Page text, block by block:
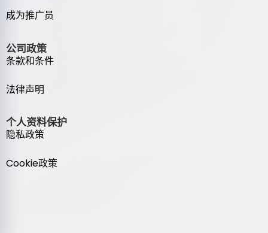
成为推广员
公司政策
条款和条件
法律声明
个人资料保护
隐私政策
Cookie政策